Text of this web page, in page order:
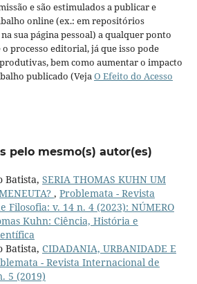
e são estimulados a publicar e
online (ex.: em repositórios
sua página pessoal) a qualquer ponto
processo editorial, já que isso pode
bem como aumentar o impacto
publicado (VejaO Efeito do Acesso
pelo mesmo(s) autor(es)
Batista, SERIA THOMAS KUHN UM
, Problemata - Revista
Filosofia: v. 14 n. 4 (2023): NÚMERO
Kuhn: Ciência, História e
Batista, CIDADANIA, URBANIDADE E
- Revista Internacional de
5 (2019)